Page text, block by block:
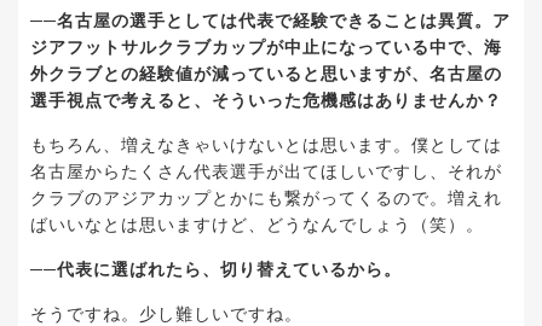
──名古屋の選手としては代表で経験できることは異質。ア
ジアフットサルクラブカップが中止になっている中で、海
外クラブとの経験値が減っていると思いますが、名古屋の
選手視点で考えると、そういった危機感はありませんか？
もちろん、増えなきゃいけないとは思います。僕としては
名古屋からたくさん代表選手が出てほしいですし、それが
クラブのアジアカップとかにも繋がってくるので。増えれ
ばいいなとは思いますけど、どうなんでしょう（笑）。
──代表に選ばれたら、切り替えているから。
そうですね。少し難しいですね。